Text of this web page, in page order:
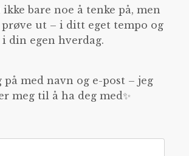
bare noe å tenke på, men
prøve ut – i ditt eget tempo og
i din egen hverdag.
på med navn og e-post – jeg
meg til å ha deg med✨